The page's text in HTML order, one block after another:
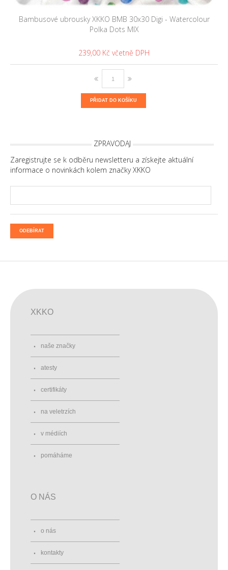
Bambusové ubrousky XKKO BMB 30x30 Digi - Watercolour
Polka Dots MIX
239,00 Kč
PŘIDAT DO KOŠÍKU
ZPRAVODAJ
Zaregistrujte se k odběru newsletteru a získejte aktuální
informace o novinkách kolem značky XKKO
ODEBÍRAT
XKKO
naše značky
atesty
certifikáty
na veletrzích
v médiích
pomáháme
O NÁS
o nás
kontakty